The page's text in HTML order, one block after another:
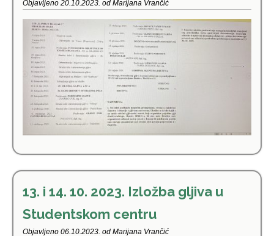
Objavljeno 20.10.2023. od Marijana Vrančić
13. i 14. 10. 2023. Izložba gljiva u
Studentskom centru
Objavljeno 06.10.2023. od Marijana Vrančić